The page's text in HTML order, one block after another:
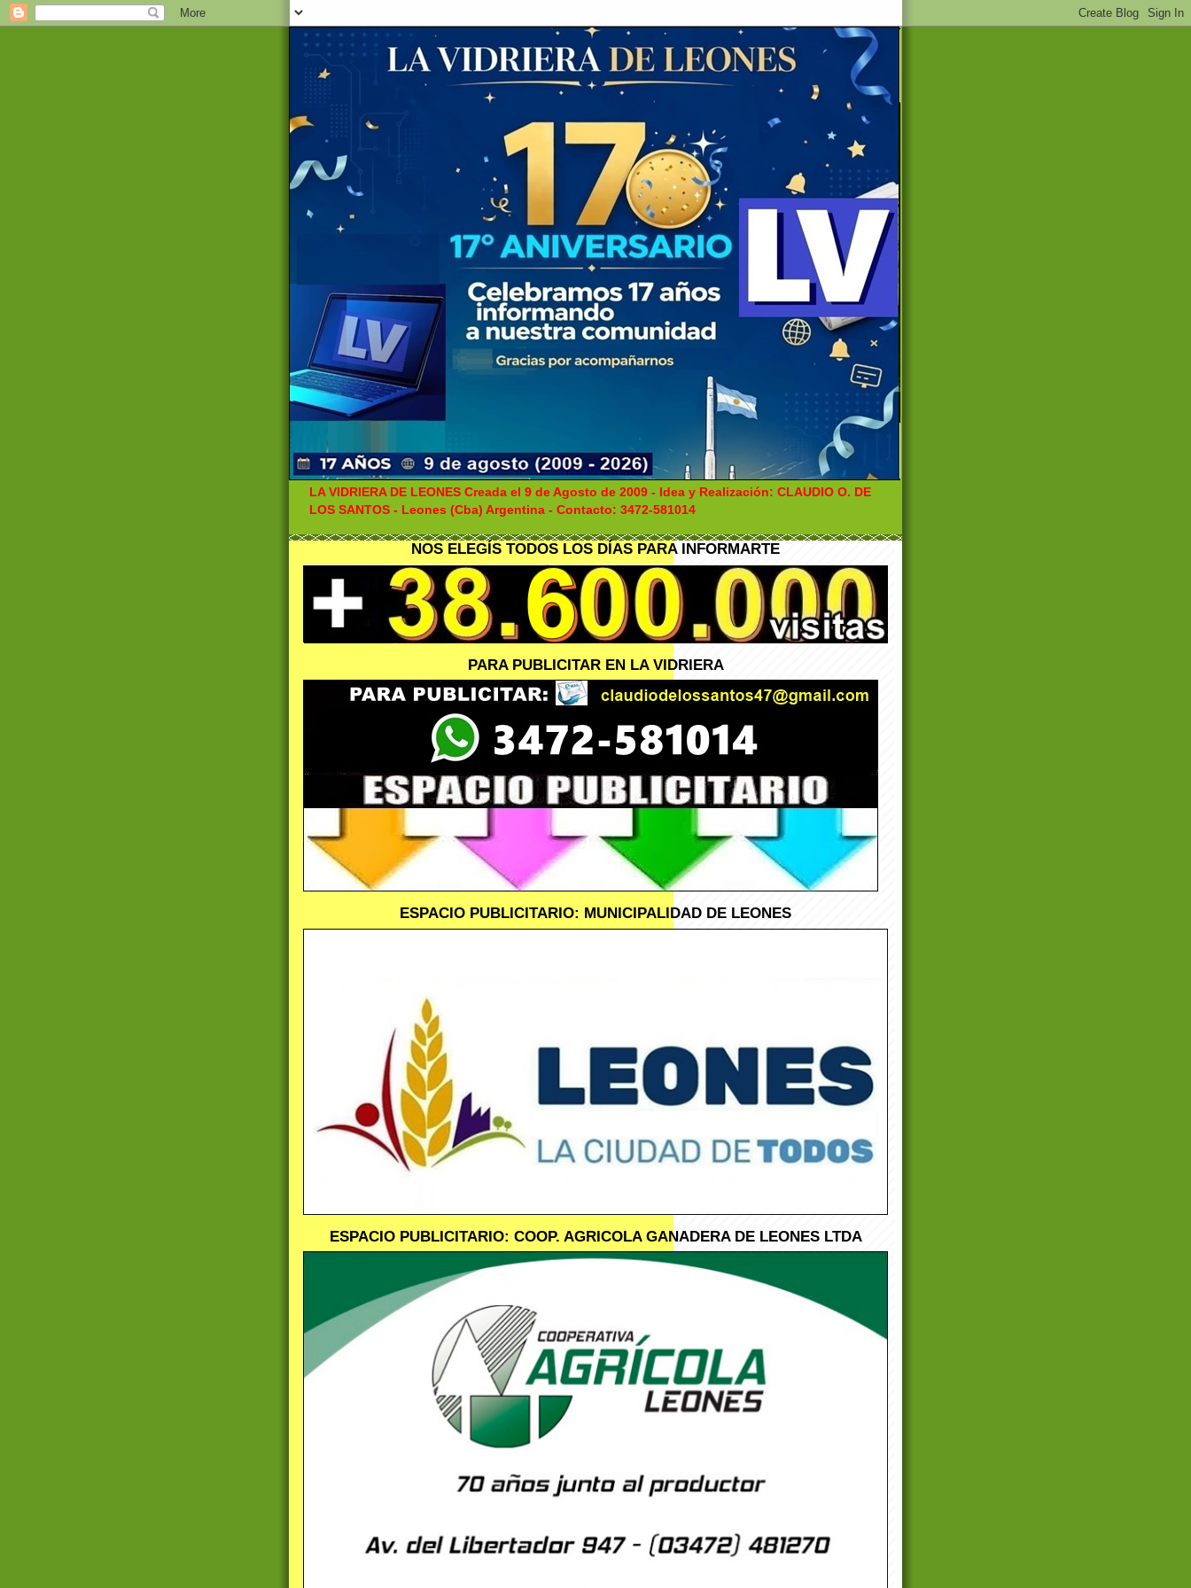
LA VIDRIERA DE LEONES Creada el 9 de Agosto de 2009 - Idea y Realización: CLAUDIO O. DE
LOS SANTOS - Leones (Cba) Argentina - Contacto: 3472-581014
NOS ELEGÍS TODOS LOS DÍAS PARA INFORMARTE
PARA PUBLICITAR EN LA VIDRIERA
ESPACIO PUBLICITARIO: MUNICIPALIDAD DE LEONES
ESPACIO PUBLICITARIO: COOP. AGRICOLA GANADERA DE LEONES LTDA